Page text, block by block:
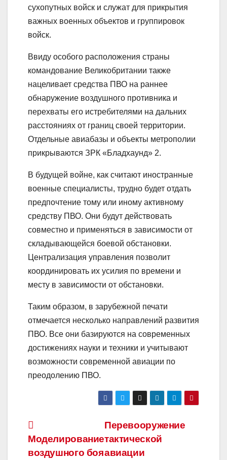
сухопутных войск и служат для прикрытия
важных военных объектов и группировок
войск.
Ввиду особого расположения страны
командование Великобритании также
нацеливает средства ПВО на раннее
обнаружение воздушного противника и
перехваты его истребителями на дальних
расстояниях от границ своей территории.
Отдельные авиабазы и объекты метрополии
прикрываются ЗРК «Бладхаунд» 2.
В будущей войне, как считают иностранные
военные специалисты, трудно будет отдать
предпочтение тому или иному активному
средству ПВО. Они будут действовать
совместно и применяться в зависимости от
складывающейся боевой обстановки.
Централизация управления позволит
координировать их усилия по времени и
месту в зависимости от обстановки.
Таким образом, в зарубежной печати
отмечается несколько направлений развития
ПВО. Все они базируются на современных
достижениях науки и техники и учитывают
возможности современной авиации по
преодолению ПВО.
Навигация
по
Перевооружение
тактической
авиации
Моделирование
воздушного боя